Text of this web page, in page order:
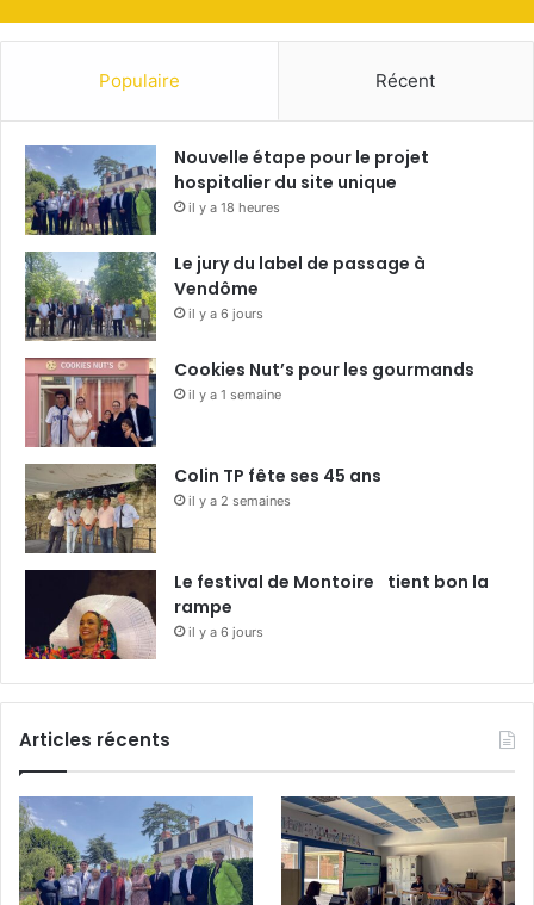
Populaire Récent
Nouvelle étape pour le projet
hospitalier du site unique
il y a 18 heures
Le jury du label de passage à
Vendôme
il y a 6 jours
Cookies Nut’s pour les gourmands
il y a 1 semaine
Colin TP fête ses 45 ans
il y a 2 semaines
Le festival de Montoire tient bon la
rampe
il y a 6 jours
Articles récents